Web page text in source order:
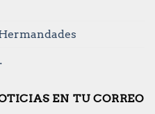
EN TU CORREO